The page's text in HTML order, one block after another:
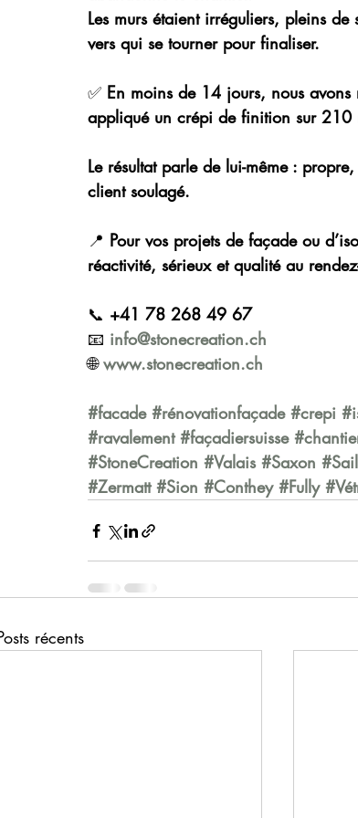
Les murs étaient irréguliers, pleins
vers qui se tourner pour finaliser.
✅ En moins de 14 jours, nous
appliqué un crépi de finition sur 210
Le résultat parle de lui-même :
client soulagé.
📍 Pour vos projets de façade ou
réactivité, sérieux et qualité au
📞 +41 78 268 49 67
📧 info@stonecreation.ch
🌐 www.stonecreation.ch
#facade #rénovationfaçade #crepi
#ravalement #façadiersuisse
#StoneCreation #Valais #Saxon
#Zermatt #Sion #Conthey #Fully
récents